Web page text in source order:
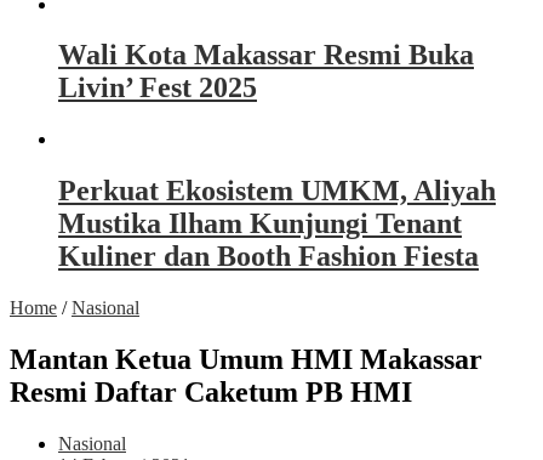
Wali Kota Makassar Resmi Buka
Livin’ Fest 2025
Perkuat Ekosistem UMKM, Aliyah
Mustika Ilham Kunjungi Tenant
Kuliner dan Booth Fashion Fiesta
Home /Nasional
Mantan Ketua Umum HMI Makassar
Resmi Daftar Caketum PB HMI
Nasional